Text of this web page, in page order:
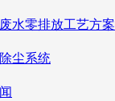
废水零排放工艺方案
尘系统